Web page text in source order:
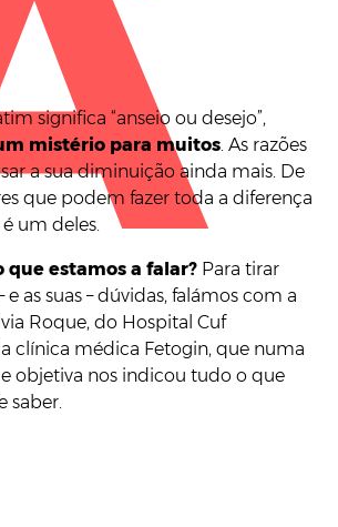
significa “anseio ou desejo”,
mistério para muitos. As razões
a sua diminuição ainda mais. De
que podem fazer toda a diferença
um deles.
que estamos a falar? Para tirar
e as suas – dúvidas, falámos com a
Roque, do Hospital Cuf
clínica médica Fetogin, que numa
objetiva nos indicou tudo o que
saber.